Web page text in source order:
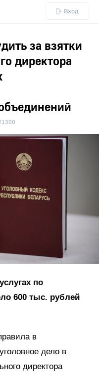
Вход
за взятки
директора
по
600 тыс. рублей
в
дело в
директора